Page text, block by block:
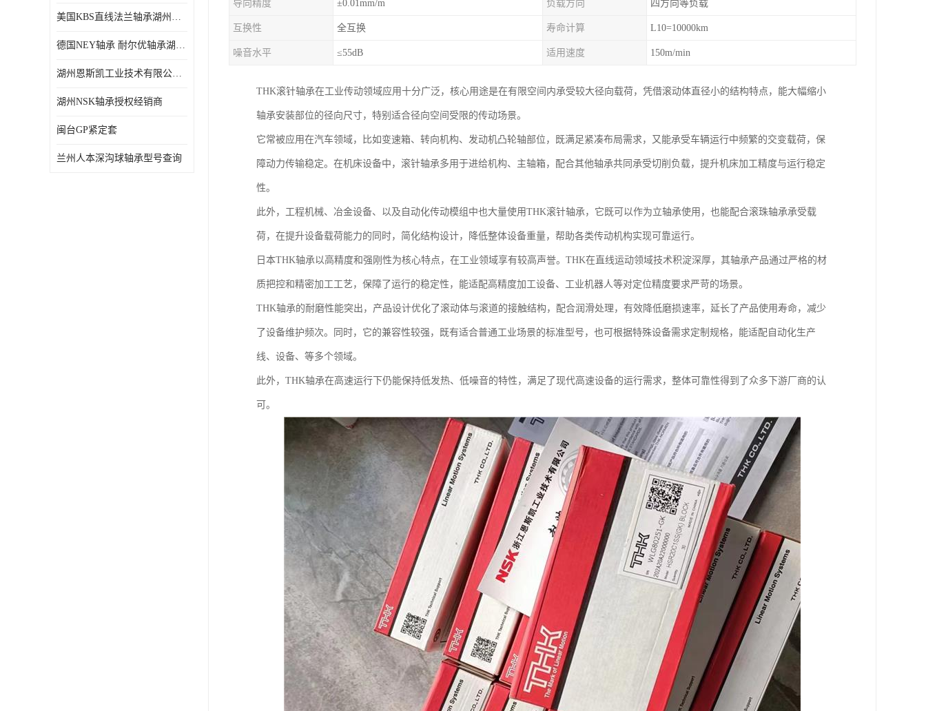
美国KBS直线法兰轴承湖州KBS轴承
德国NEY轴承 耐尔优轴承湖州代理商
湖州恩斯凯工业技术有限公司NSK轴承*经销商
湖州NSK轴承授权经销商
闽台GP紧定套
兰州人本深沟球轴承型号查询
导向精度 ±0.01mm/m 负载方向 四方向等负载
互换性 全互换 寿命计算 L10=10000km
噪音水平 ≤55dB 适用速度 150m/min
THK滚针轴承在工业传动领域应用十分广泛，核心用途是在有限空间内承受较大径向载荷，凭借滚动体直径小的结构特点，能大幅缩小
轴承安装部位的径向尺寸，特别适合径向空间受限的传动场景。
它常被应用在汽车领域，比如变速箱、转向机构、发动机凸轮轴部位，既满足紧凑布局需求，又能承受车辆运行中频繁的交变载荷，保
障动力传输稳定。在机床设备中，滚针轴承多用于进给机构、主轴箱，配合其他轴承共同承受切削负载，提升机床加工精度与运行稳定
性。
此外，工程机械、冶金设备、以及自动化传动模组中也大量使用THK滚针轴承，它既可以作为立轴承使用，也能配合滚珠轴承承受载
荷，在提升设备载荷能力的同时，简化结构设计，降低整体设备重量，帮助各类传动机构实现可靠运行。
日本THK轴承以高精度和强刚性为核心特点，在工业领域享有较高声誉。THK在直线运动领域技术积淀深厚，其轴承产品通过严格的材
质把控和精密加工工艺，保障了运行的稳定性，能适配高精度加工设备、工业机器人等对定位精度要求严苛的场景。
THK轴承的耐磨性能突出，产品设计优化了滚动体与滚道的接触结构，配合润滑处理，有效降低磨损速率，延长了产品使用寿命，减少
了设备维护频次。同时，它的兼容性较强，既有适合普通工业场景的标准型号，也可根据特殊设备需求定制规格，能适配自动化生产
线、设备、等多个领域。
此外，THK轴承在高速运行下仍能保持低发热、低噪音的特性，满足了现代高速设备的运行需求，整体可靠性得到了众多下游厂商的认
可。